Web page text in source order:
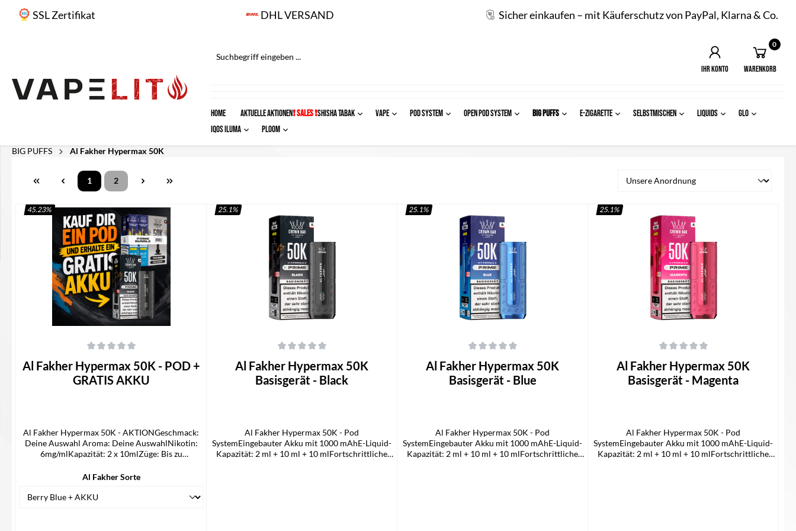
Zur Hauptnavigation springen
SSL Zertifikat DHL VERSAND Sicher einkaufen – mit Käuferschutz von PayPal, Klarna & Co.
Ihr Konto
0
Warenkorb
Home AKTUELLE AKTIONEN❗ SALES ❗SHISHA TABAK VAPE POD SYSTEM OPEN POD SYSTEM BIG PUFFS E-ZIGARETTE SELBSTMISCHEN LIQUIDS
Glo
IQOS ILUMA
Ploom
BIG PUFFS Al Fakher Hypermax 50K
1 2
45.23%
Al Fakher Hypermax 50K - POD +
GRATIS AKKU
Al Fakher Hypermax 50K - AKTIONGeschmack:
Deine Auswahl Aroma: Deine AuswahlNikotin:
6mg/mlKapazität: 2 x 10mlZüge: Bis zu
kompatibelEingebauter Akku mit 1000 mAhE-
mlFortschrittliche
Al Fakher Sorte
25.1%
Al Fakher Hypermax 50K
Basisgerät - Black
Al Fakher Hypermax 50K - Pod
SystemEingebauter Akku mit 1000 mAhE-Liquid-
Kapazität: 2 ml + 10 ml + 10 mlFortschrittliche
25.1%
Al Fakher Hypermax 50K
Basisgerät - Blue
Al Fakher Hypermax 50K - Pod
SystemEingebauter Akku mit 1000 mAhE-Liquid-
Kapazität: 2 ml + 10 ml + 10 mlFortschrittliche
25.1%
Al Fakher Hypermax 50K
Basisgerät - Magenta
Al Fakher Hypermax 50K - Pod
SystemEingebauter Akku mit 1000 mAhE-Liquid-
Kapazität: 2 ml + 10 ml + 10 mlFortschrittliche